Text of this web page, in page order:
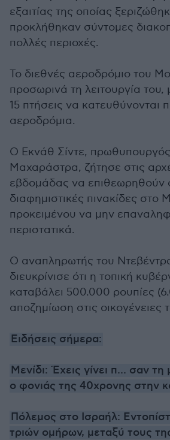
εξαιτίας της οποίας
προκλήθηκαν σύντομες
πολλές περιοχές.
Το διεθνές αεροδρόμιο του
προσωρινά τη λειτουργία του,
15 πτήσεις να κατευθύνονται
αεροδρόμια.
Ο Εκνάθ Σίντε, πρωθυπουργός
Μαχαράστρα, ζήτησε στις
εβδομάδας να επιθεωρηθούν
διαφημιστικές πινακίδες στο
προκειμένου να μην
περιστατικά.
Ο αναπληρωτής του
διευκρίνισε ότι η τοπική
καταβάλει 500.000 ρουπίες
αποζημίωση στις οικογένειες
Ειδήσεις σήμερα:
Μενίδι: Έχεις γίνει π... σαν
ο φονιάς της 40χρονης στην
Πόλεμος στο Ισραήλ:
τριών ομήρων, μεταξύ τους